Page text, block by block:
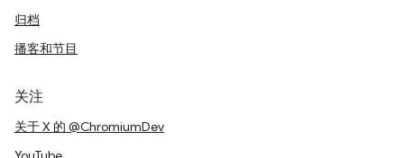
归档
播客和节目
关注
关于 X 的 @ChromiumDev